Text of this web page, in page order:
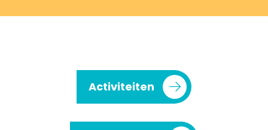
Activiteiten